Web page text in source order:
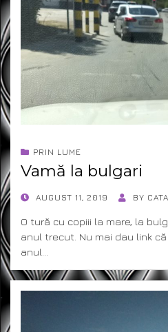
PRIN LUME
Vamă la bulgari
POSTEDAUGUST 11, 2019 BY
O tură cu copiii la mare, la
anul trecut. Nu mai dau link
anul…